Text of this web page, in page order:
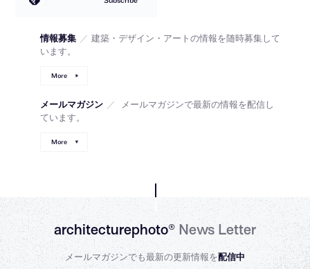
情報募集 ／ 建築・デザイン・アートの情報を随時募集して
います。
More
メールマガジン ／
メールマガジンで最新の情報を配信し
ています。
More
architecturephoto®News Letter
メールマガジンでも最新の更新情報を配信中